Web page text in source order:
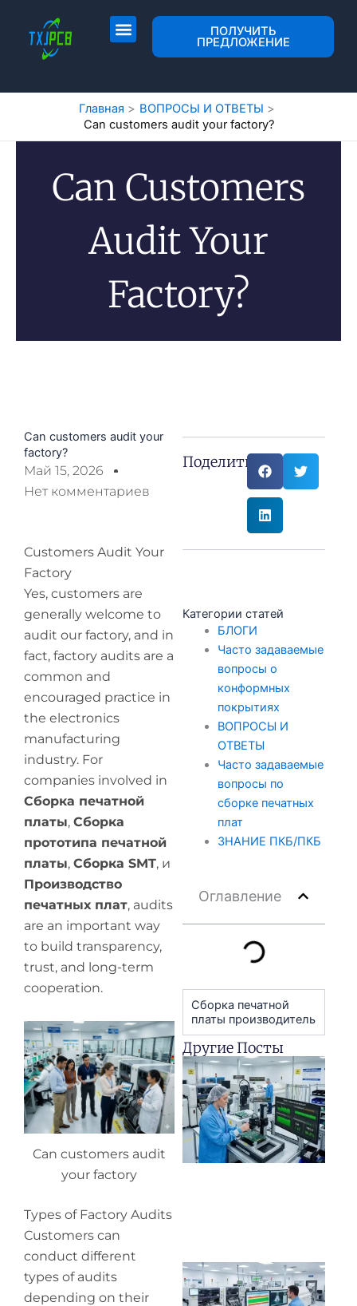
содержимому
ПОЛУЧИТЬ
ПРЕДЛОЖЕНИЕ
Главная
ВОПРОСЫ И ОТВЕТЫ
Can customers audit your factory?
Can Customers
Audit Your
Factory?
Can customers audit your
factory?
Май 15, 2026
Нет комментариев
Customers Audit Your
Factory
Yes, customers are
generally welcome to
audit our factory, and in
fact, factory audits are a
common and
encouraged practice in
the electronics
manufacturing
industry. For
companies involved in
Сборка печатной
платы, Сборка
прототипа печатной
платы, Сборка SMT, и
Производство
печатных плат, audits
are an important way
to build transparency,
trust, and long-term
cooperation.
Can customers audit
your factory
Types of Factory Audits
Customers can
conduct different
types of audits
depending on their
Поделиться:
Категории статей
БЛОГИ
Часто задаваемые
вопросы о
конформных
покрытиях
ВОПРОСЫ И
ОТВЕТЫ
Часто задаваемые
вопросы по
сборке печатных
плат
ЗНАНИЕ ПКБ/ПКБ
Оглавление
Сборка печатной
платы производитель
Другие Посты